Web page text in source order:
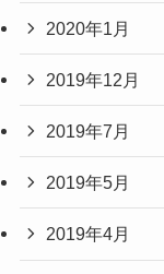
2020年1月
2019年12月
2019年7月
2019年5月
2019年4月